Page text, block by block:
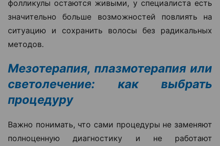
фолликулы остаются живыми, у специалиста есть
значительно больше возможностей повлиять на
ситуацию и сохранить волосы без радикальных
методов.
Мезотерапия, плазмотерапия или
светолечение: как выбрать
процедуру
Важно понимать, что сами процедуры не заменяют
полноценную диагностику и не работают